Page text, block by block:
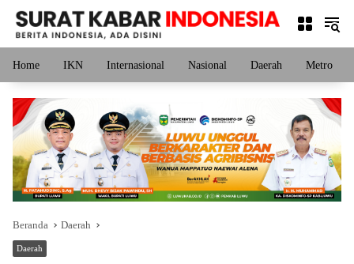
Langsung
konten
Home IKN Internasional Nasional Daerah Metro
Beranda Daerah
Daerah